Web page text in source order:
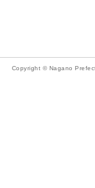
Copyright © Nagano